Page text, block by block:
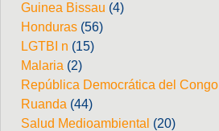
Guinea Bissau (4)
Honduras (56)
LGTBI n (15)
Malaria (2)
República Democrática del Congo
Ruanda (44)
Salud Medioambiental (20)